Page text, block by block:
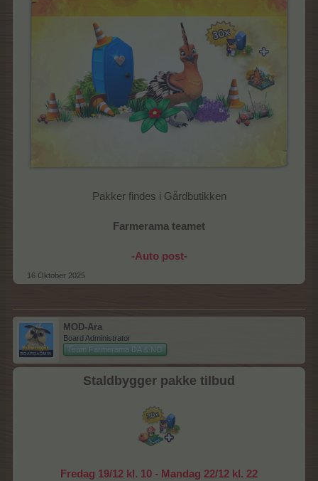
Pakker findes i Gårdbutikken
Farmerama teamet
-Auto post-
16 Oktober 2025
MOD-Ara
Board Administrator
Team Farmerama DA & NO
Staldbygger pakke tilbud
Fredag 19/12 kl. 10 - Mandag 22/12 kl. 22